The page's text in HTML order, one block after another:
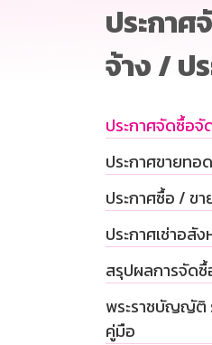
ประกา
จ้าง / ป
ประกาศจัดซื้อจั
ประกาศขายทอ
ประกาศซื้อ / ข
ประกาศเช่าอสั
สรุปผลการจัด
พระราชบัญญัติ
คู่มือ